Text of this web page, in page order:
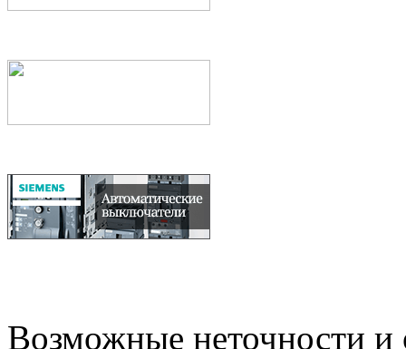
Возможные неточности и